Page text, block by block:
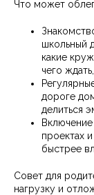
Что может
школьный
какие
чего
дороге
делиться
проектах
быстрее
Совет для
нагрузку и